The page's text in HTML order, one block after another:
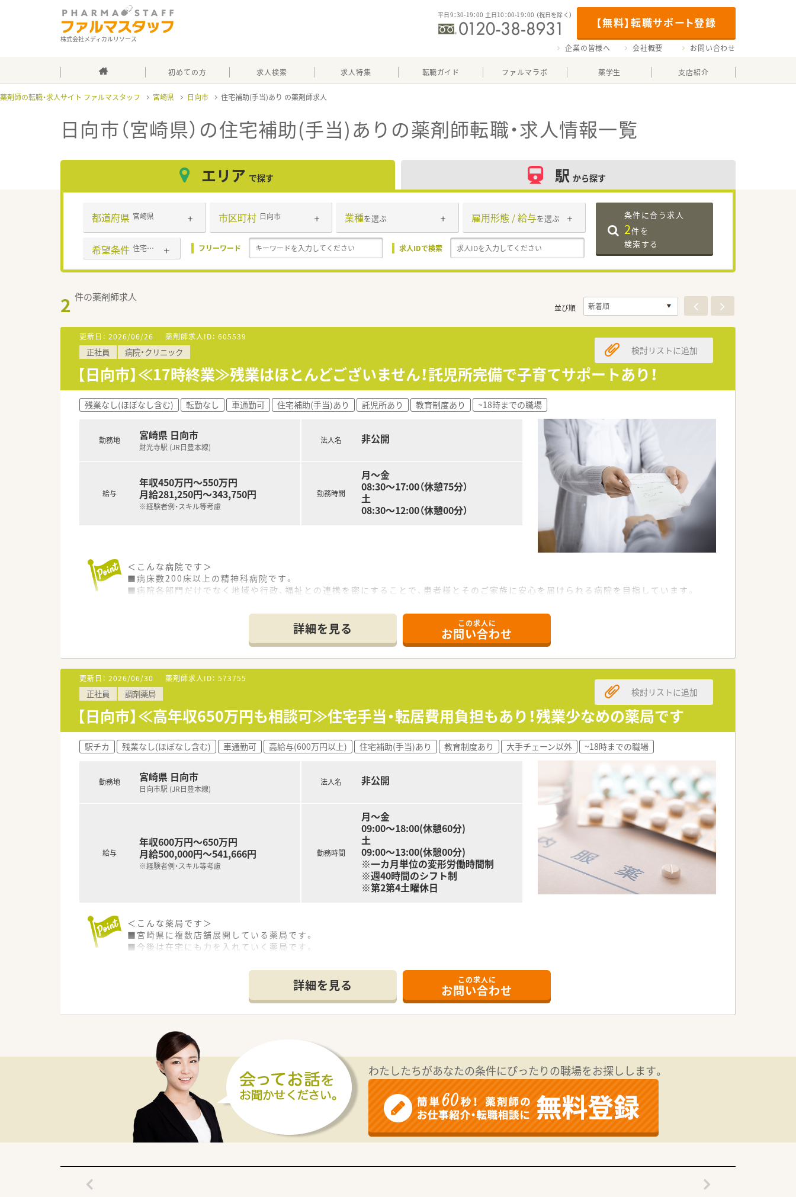
株式会社メディカルリソース
【無料】転職サポート登録
平日9：30-19：00 土日10：00-19：00 （祝日を除く）
企業の皆様へ 会社概要 お問い合わせ
初めての方 求人検索 求人特集 転職ガイド ファルマラボ 薬学生 支店紹介
薬剤師の転職・求人サイト ファルマスタッフ 宮崎県 日向市 住宅補助(手当)あり
日向市（宮崎県）の住宅補助(手当)あり の薬剤師転職・求人情報一覧
エリア で探す 駅 から探す
都道府県 宮崎県 市区町村 日向市 業種を選ぶ 雇用形態 / 給与を選ぶ
希望条件 住宅補助(手当)あり フリーワード 求人IDで検索
条件に合う求人
2件を
検索する
2 件の薬剤師求人
並び順
更新日： 2026/06/26 薬剤師求人ID： 605539
正社員 病院・クリニック
【日向市】≪17時終業≫残業はほとんどございません！託児所完備で子育てサポートあり！
検討リストに追加
残業なし(ほぼなし含む) 転勤なし 車通勤可 住宅補助(手当)あり 託児所あり 教育制度あり ~18時までの職場
勤務地 宮崎県 日向市
財光寺駅 (JR日豊本線)
給与
年収450万円～550万円
月給281,250円～343,750円
※経験者例・スキル等考慮
法人名 非公開
勤務時間
月～金
08:30～17:00（休憩75分）
土
08:30～12:00（休憩00分）
＜こんな病院です＞
■病床数200床以上の精神科病院です。
■病院各部門だけでなく地域や行政、福祉との連携を密にすることで、患者様とそのご家族に安心を届けられる病院を目指しています。
■主な業務は入院調剤の一包化・注射薬・薬剤師管理指導です。
■各種委員会にも参加しており他職種の方との関わりもございます。
■教育制度が充実しております。
■残業は2時間/月程でほとんどございません。
＜働きやすい環境です＞
■院内保育所がございますので、お子さんがいる方も安心です。
（時間：8時～18時45分、料金：15,000円/月、対象：0歳～6歳まで）
■賞与実績は3.9ヶ月分ございます。
定期昇給もあり安心してご就業いただける環境です。
詳細を見る この求人に
お問い合わせ
更新日： 2026/06/30 薬剤師求人ID： 573755
正社員 調剤薬局
【日向市】≪高年収650万円も相談可≫住宅手当・転居費用負担もあり！残業少なめの薬局です
検討リストに追加
駅チカ 残業なし(ほぼなし含む) 車通勤可 高給与(600万円以上) 住宅補助(手当)あり 教育制度あり 大手チェーン以外 ~18時までの職場
勤務地 宮崎県 日向市
日向市駅 (JR日豊本線)
給与
年収600万円～650万円
月給500,000円～541,666円
※経験者例・スキル等考慮
法人名 非公開
勤務時間
月～金
09:00～18:00(休憩60分)
土
09:00～13:00(休憩00分)
※一カ月単位の変形労働時間制
※週40時間のシフト制
※第2第4土曜休日
＜こんな薬局です＞
■宮崎県に複数店舗展開している薬局です。
■今後は在宅にも力を入れていく薬局です。
■社宅補助半額会社負担です。
詳細を見る この求人に
お問い合わせ
わたしたちがあなたの条件にぴったりの職場をお探しします。